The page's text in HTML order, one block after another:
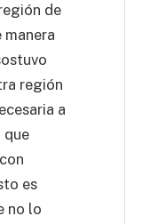
de
región
a
que
es
no lo